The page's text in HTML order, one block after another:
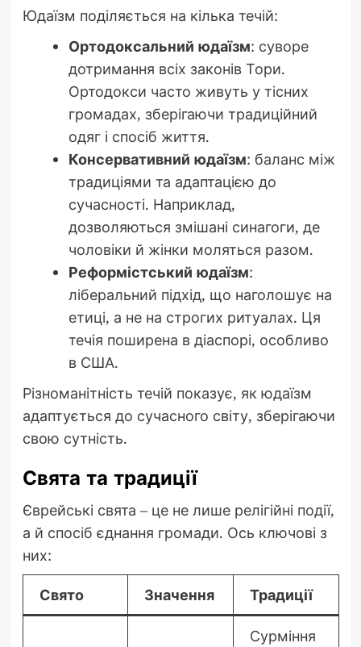
Юдаїзм поділяється на кілька течій:
Ортодоксальний юдаїзм: суворе
дотримання всіх законів Тори.
Ортодокси часто живуть у тісних
громадах, зберігаючи традиційний
одяг і спосіб життя.
Консервативний юдаїзм: баланс між
традиціями та адаптацією до
сучасності. Наприклад,
дозволяються змішані синагоги, де
чоловіки й жінки моляться разом.
Реформістський юдаїзм:
ліберальний підхід, що наголошує на
етиці, а не на строгих ритуалах. Ця
течія поширена в діаспорі, особливо
в США.
Різноманітність течій показує, як юдаїзм
адаптується до сучасного світу, зберігаючи
свою сутність.
Свята та традиції
Єврейські свята – це не лише релігійні події,
а й спосіб єднання громади. Ось ключові з
них:
Свято Значення Традиції
Сурміння